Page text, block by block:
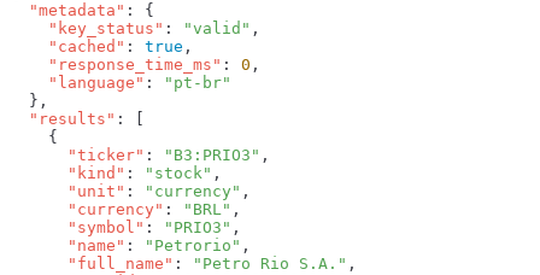
  "metadata"
    "key_status"
: "valid"
    "cached"
: true
    "response_time_ms"
: 0
    "language"
:
  "results"
      "ticker"
: "B3:PRIO3"
      "kind"
: "stock"
      "unit"
: "currency"
      "currency"
: "BRL"
      "symbol"
: "PRIO3"
      "name"
: "Petrorio"
      "full_name"
: "Petro Rio S.A."